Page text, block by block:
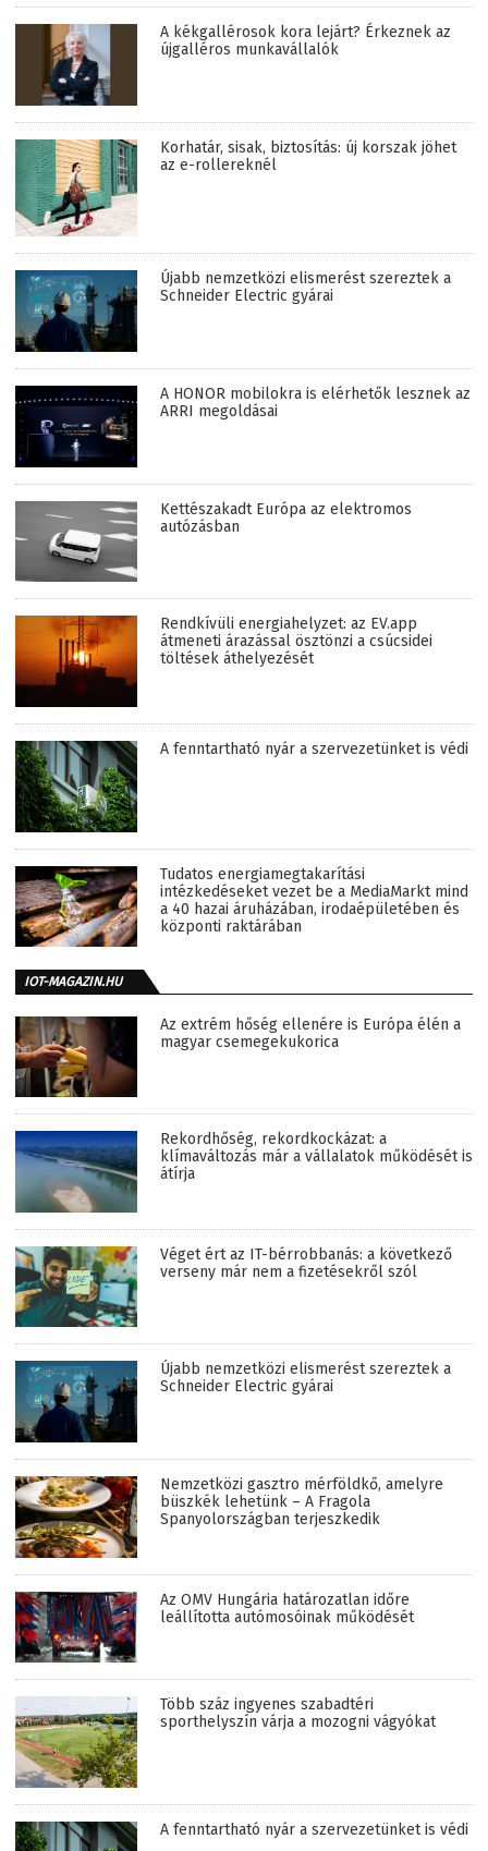
A kékgallérosok kora lejárt? Érkeznek az
újgalléros munkavállalók
Korhatár, sisak, biztosítás: új korszak jöhet
az e-rollereknél
Újabb nemzetközi elismerést szereztek a
Schneider Electric gyárai
A HONOR mobilokra is elérhetők lesznek az
ARRI megoldásai
Kettészakadt Európa az elektromos
autózásban
Rendkívüli energiahelyzet: az EV.app
átmeneti árazással ösztönzi a csúcsidei
töltések áthelyezését
A fenntartható nyár a szervezetünket is védi
Tudatos energiamegtakarítási
intézkedéseket vezet be a MediaMarkt mind
a 40 hazai áruházában, irodaépületében és
központi raktárában
IOT-MAGAZIN.HU
Az extrém hőség ellenére is Európa élén a
magyar csemegekukorica
Rekordhőség, rekordkockázat: a
klímaváltozás már a vállalatok működését is
átírja
Véget ért az IT-bérrobbanás: a következő
verseny már nem a fizetésekről szól
Újabb nemzetközi elismerést szereztek a
Schneider Electric gyárai
Nemzetközi gasztro mérföldkő, amelyre
büszkék lehetünk – A Fragola
Spanyolországban terjeszkedik
Az OMV Hungária határozatlan időre
leállította autómosóinak működését
Több száz ingyenes szabadtéri
sporthelyszín várja a mozogni vágyókat
A fenntartható nyár a szervezetünket is védi